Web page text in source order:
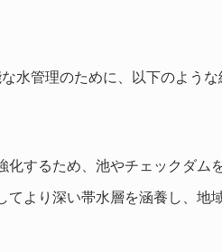
水管理のために、以下のよう
するため、池やチェックダム
より深い帯水層を涵養し、地